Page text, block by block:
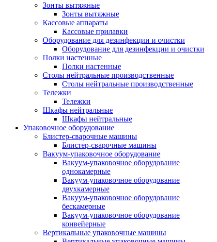
Зонты вытяжные
Зонты вытяжные
Кассовые аппараты
Кассовые прилавки
Оборудование для дезинфекции и очистки
Оборудование для дезинфекции и очистки
Полки настенные
Полки настенные
Столы нейтральные производственные
Столы нейтральные производственные
Тележки
Тележки
Шкафы нейтральные
Шкафы нейтральные
Упаковочное оборудование
Блистер-сварочные машины
Блистер-сварочные машины
Вакуум-упаковочное оборудование
Вакуум-упаковочное оборудование
однокамерные
Вакуум-упаковочное оборудование
двухкамерные
Вакуум-упаковочное оборудование
беcкамерные
Вакуум-упаковочное оборудование
конвейерные
Вертикальные упаковочные машины